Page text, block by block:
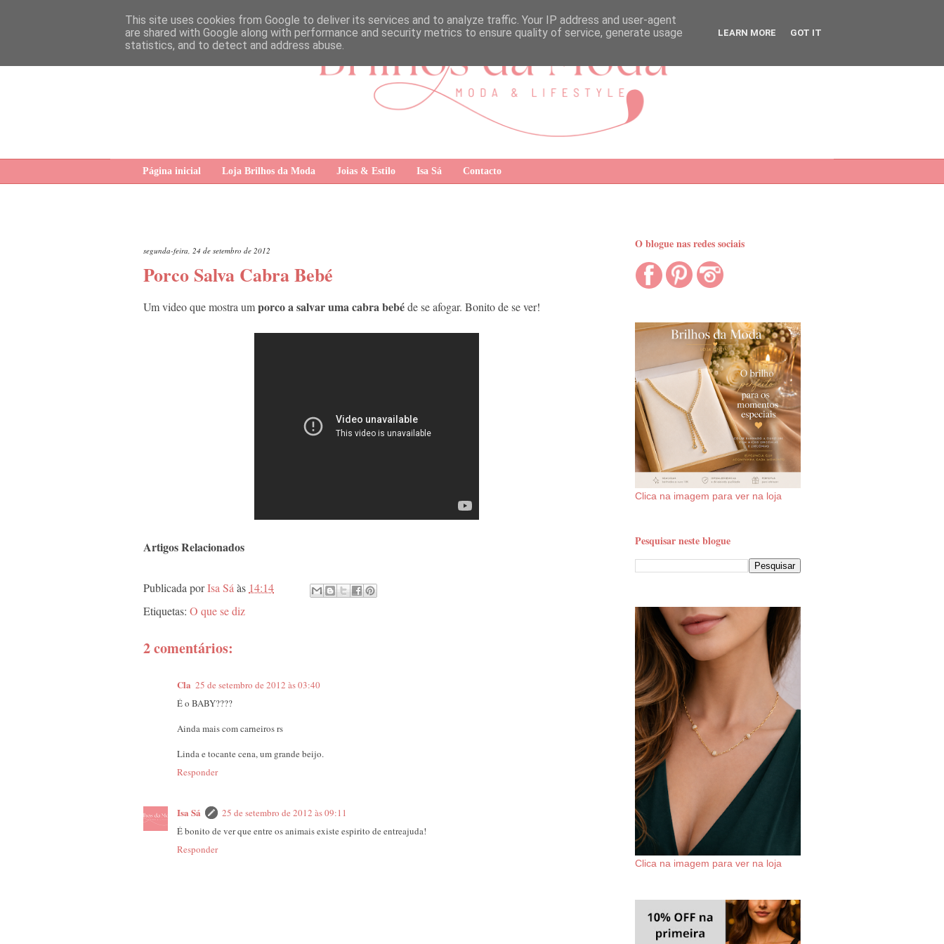
Página inicial Loja Brilhos da Moda Joias & Estilo Isa Sá Contacto
segunda-feira, 24 de setembro de 2012
Porco Salva Cabra Bebé
Um video que mostra umporco a salvar uma cabra bebéde se afogar. Bonito de se ver!
Artigos Relacionados
Publicada porIsa Sá às 14:14
Etiquetas: O que se diz
2 comentários:
Cla 25 de setembro de 2012 às 03:40
É o BABY????
Ainda mais com carneiros rs
Linda e tocante cena, um grande beijo.
Responder
Isa Sá
25 de setembro de 2012 às 09:11
É bonito de ver que entre os animais existe espirito de entreajuda!
Responder
O blogue nas redes sociais
Clica na imagem para ver na loja
Pesquisar neste blogue
Clica na imagem para ver na loja
This site uses cookies from Google to deliver its services and to analyze traffic. Your IP address and user-agent
are shared with Google along with performance and security metrics to ensure quality of service, generate usage
statistics, and to detect and address abuse.
LEARN MORE GOT IT